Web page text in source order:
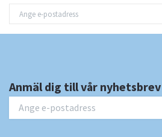
Anmäl dig till vår nyhetsbrev